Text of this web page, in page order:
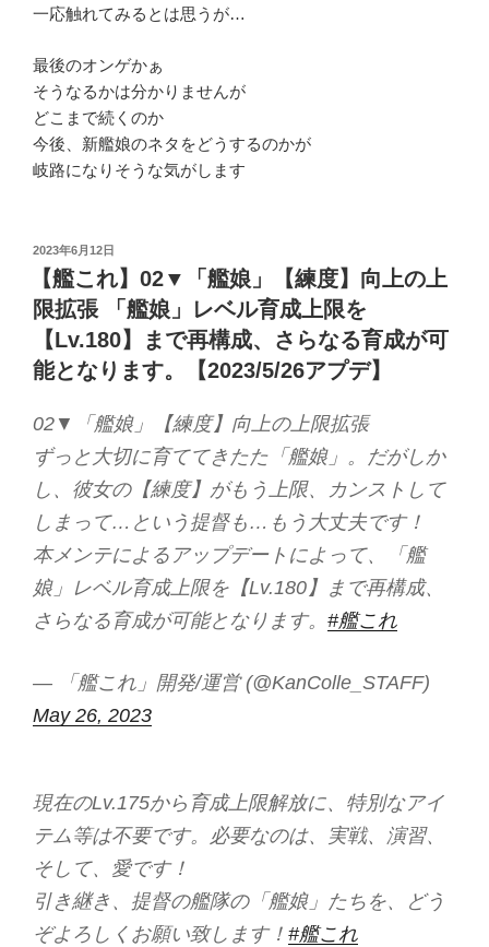
一応触れてみるとは思うが…
最後のオンゲかぁ
そうなるかは分かりませんが
どこまで続くのか
今後、新艦娘のネタをどうするのかが
岐路になりそうな気がします
投
日:
2023年6月12日
【艦これ】02▼「艦娘」【練度】向上の上
限拡張 「艦娘」レベル育成上限を
【Lv.180】まで再構成、さらなる育成が可
能となります。【2023/5/26アプデ】
02▼「艦娘」【練度】向上の上限拡張
ずっと大切に育ててきたた「艦娘」。だがしか
し、彼女の【練度】がもう上限、カンストして
しまって…という提督も…もう大丈夫です！
本メンテによるアップデートによって、「艦
娘」レベル育成上限を【Lv.180】まで再構成、
さらなる育成が可能となります。 #艦これ
— 「艦これ」開発/運営 (@KanColle_STAFF)
May 26, 2023
現在のLv.175から育成上限解放に、特別なアイ
テム等は不要です。必要なのは、実戦、演習、
そして、愛です！
引き継き、提督の艦隊の「艦娘」たちを、どう
ぞよろしくお願い致します！ #艦これ